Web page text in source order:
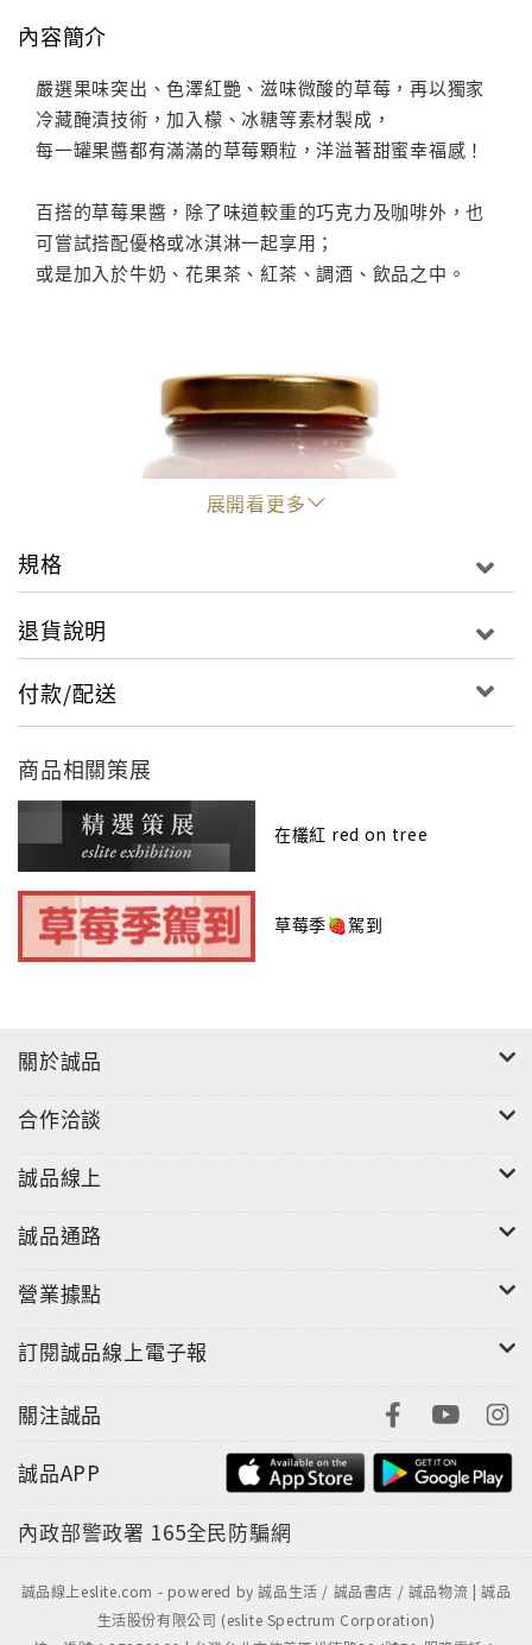
內容簡介
嚴選果味突出、色澤紅艷、滋味微酸的草莓，再以獨家
冷藏醃漬技術，加入檬、冰糖等素材製成，
每一罐果醬都有滿滿的草莓顆粒，洋溢著甜蜜幸福感！
百搭的草莓果醬，除了味道較重的巧克力及咖啡外，也
可嘗試搭配優格或冰淇淋一起享用；
或是加入於牛奶、花果茶、紅茶、調酒、飲品之中。
"
展開看更多
規格
退貨說明
付款/配送
商品相關策展
在欉紅 red on tree
草莓季🍓駕到
關於誠品
合作洽談
誠品線上
誠品通路
營業據點
訂閱誠品線上電子報
關注誠品
誠品APP
內政部警政署 165全民防騙網
誠品線上eslite.com - powered by 誠品生活 / 誠品書店 / 誠品物流 | 誠品
生活股份有限公司 (eslite Spectrum Corporation)